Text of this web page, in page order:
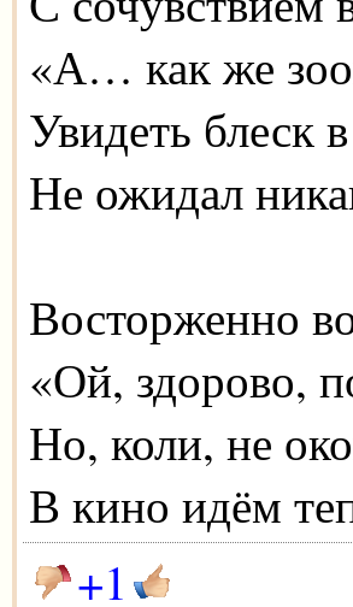
«А… как же
Увидеть блеск
Не ожидал
Восторженно
«Ой, здорово,
Но, коли, не
В кино идём
+1